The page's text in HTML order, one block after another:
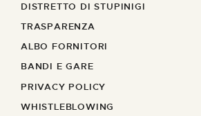
DISTRETTO DI STUPINIGI
TRASPARENZA
ALBO FORNITORI
BANDI E GARE
PRIVACY POLICY
WHISTLEBLOWING